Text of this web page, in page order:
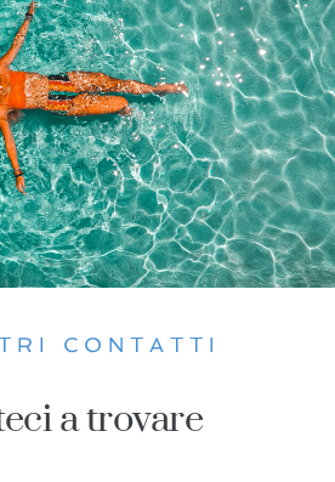
CONTATTI
a trovare